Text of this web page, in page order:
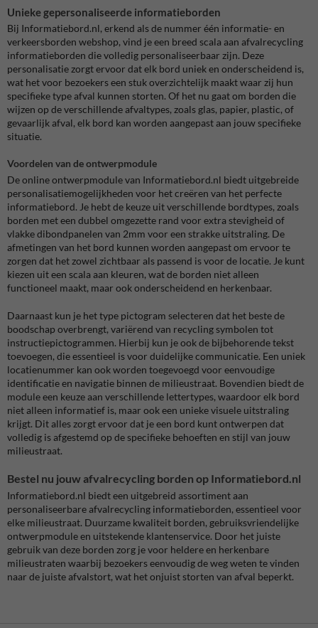
Unieke gepersonaliseerde informatieborden
Bij Informatiebord.nl, erkend als de nummer één informatie- en
verkeersborden webshop, vind je een breed scala aan afvalrecycling
informatieborden die volledig personaliseerbaar zijn​​. Deze
personalisatie zorgt ervoor dat elk bord uniek en onderscheidend is,
wat het voor bezoekers een stuk overzichtelijk maakt waar zij hun
specifieke type afval kunnen storten. Of het nu gaat om borden die
wijzen op de verschillende afvaltypes, zoals glas, papier, plastic, of
gevaarlijk afval, elk bord kan worden aangepast aan jouw specifieke
situatie.
Voordelen van de ontwerpmodule
De online ontwerpmodule van Informatiebord.nl biedt uitgebreide
personalisatiemogelijkheden voor het creëren van het perfecte
informatiebord. Je hebt de keuze uit verschillende bordtypes, zoals
borden met een dubbel omgezette rand voor extra stevigheid of
vlakke dibondpanelen van 2mm voor een strakke uitstraling. De
afmetingen van het bord kunnen worden aangepast om ervoor te
zorgen dat het zowel zichtbaar als passend is voor de locatie. Je kunt
kiezen uit een scala aan kleuren, wat de borden niet alleen
functioneel maakt, maar ook onderscheidend en herkenbaar.
Daarnaast kun je het type pictogram selecteren dat het beste de
boodschap overbrengt, variërend van recycling symbolen tot
instructiepictogrammen. Hierbij kun je ook de bijbehorende tekst
toevoegen, die essentieel is voor duidelijke communicatie. Een uniek
locatienummer kan ook worden toegevoegd voor eenvoudige
identificatie en navigatie binnen de milieustraat. Bovendien biedt de
module een keuze aan verschillende lettertypes, waardoor elk bord
niet alleen informatief is, maar ook een unieke visuele uitstraling
krijgt. Dit alles zorgt ervoor dat je een bord kunt ontwerpen dat
volledig is afgestemd op de specifieke behoeften en stijl van jouw
milieustraat.
Bestel nu jouw afvalrecycling borden op Informatiebord.nl
Informatiebord.nl biedt een uitgebreid assortiment aan
personaliseerbare afvalrecycling informatieborden, essentieel voor
elke milieustraat. Duurzame kwaliteit borden, gebruiksvriendelijke
ontwerpmodule en uitstekende klantenservice. Door het juiste
gebruik van deze borden zorg je voor heldere en herkenbare
milieustraten waarbij bezoekers eenvoudig de weg weten te vinden
naar de juiste afvalstort, wat het onjuist storten van afval beperkt.